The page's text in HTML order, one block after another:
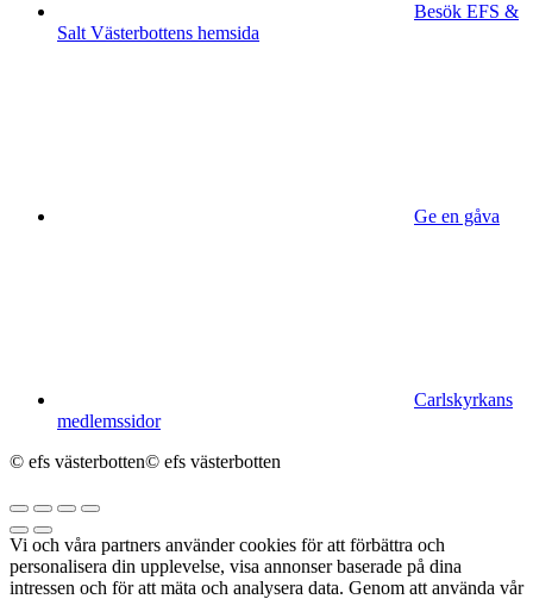
Besök EFS &
Salt Västerbottens hemsida
Ge en gåva
Carlskyrkans
medlemssidor
© efs västerbotten© efs västerbotten
Vi och våra partners använder cookies för att förbättra och
personalisera din upplevelse, visa annonser baserade på dina
intressen och för att mäta och analysera data. Genom att använda vår